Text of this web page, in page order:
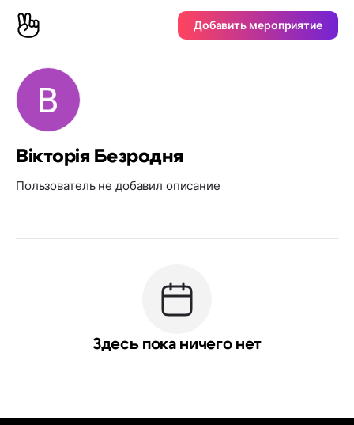
Добавить мероприятие
Вікторія Безродня
Пользователь не добавил описание
Здесь пока ничего нет